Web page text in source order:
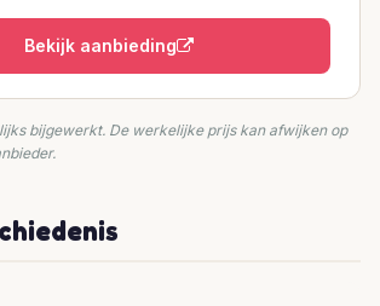
Bekijk aanbieding
bijgewerkt. De werkelijke prijs kan afwijken op